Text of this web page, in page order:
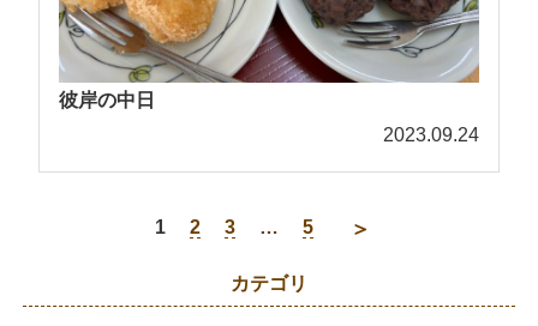
彼岸の中日
2023.09.24
1 2 3 … 5 ＞
カテゴリ